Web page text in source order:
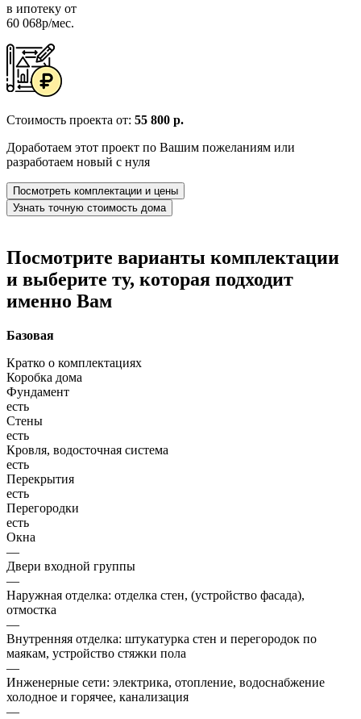
в ипотеку от
60 068р/мес.
Стоимость проекта от: 55 800 р.
Доработаем этот проект по Вашим пожеланиям или
разработаем новый с нуля
Посмотреть комплектации и цены
Узнать точную стоимость дома
Посмотрите варианты комплектации
и выберите ту, которая подходит
именно Вам
Базовая
Кратко о комплектациях
Коробка дома
Фундамент
есть
Стены
есть
Кровля, водосточная система
есть
Перекрытия
есть
Перегородки
есть
Окна
—
Двери входной группы
—
Наружная отделка: отделка стен, (устройство фасада),
отмостка
—
Внутренняя отделка: штукатурка стен и перегородок по
маякам, устройство стяжки пола
—
Инженерные сети: электрика, отопление, водоснабжение
холодное и горячее, канализация
—